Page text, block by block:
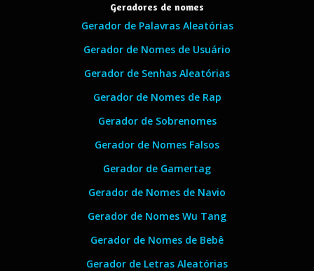
Geradores de nomes
Gerador de Palavras Aleatórias
Gerador de Nomes de Usuário
Gerador de Senhas Aleatórias
Gerador de Nomes de Rap
Gerador de Sobrenomes
Gerador de Nomes Falsos
Gerador de Gamertag
Gerador de Nomes de Navio
Gerador de Nomes Wu Tang
Gerador de Nomes de Bebê
Gerador de Letras Aleatórias